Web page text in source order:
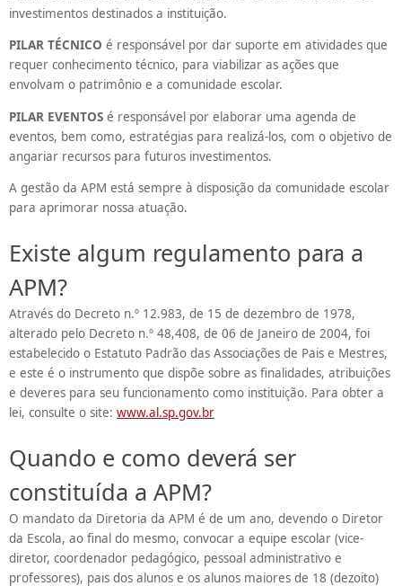
investimentos destinados a instituição.
PILAR TÉCNICO é responsável por dar suporte em atividades que
requer conhecimento técnico, para viabilizar as ações que
envolvam o patrimônio e a comunidade escolar.
PILAR EVENTOS é responsável por elaborar uma agenda de
eventos, bem como, estratégias para realizá-los, com o objetivo de
angariar recursos para futuros investimentos.
A gestão da APM está sempre à disposição da comunidade escolar
para aprimorar nossa atuação.
Existe algum regulamento para a
APM?
Através do Decreto n.º 12.983, de 15 de dezembro de 1978,
alterado pelo Decreto n.º 48,408, de 06 de Janeiro de 2004, foi
estabelecido o Estatuto Padrão das Associações de Pais e Mestres,
e este é o instrumento que dispõe sobre as finalidades, atribuições
e deveres para seu funcionamento como instituição. Para obter a
lei, consulte o site: www.al.sp.gov.br
Quando e como deverá ser
constituída a APM?
O mandato da Diretoria da APM é de um ano, devendo o Diretor
da Escola, ao final do mesmo, convocar a equipe escolar (vice-
diretor, coordenador pedagógico, pessoal administrativo e
professores), pais dos alunos e os alunos maiores de 18 (dezoito)